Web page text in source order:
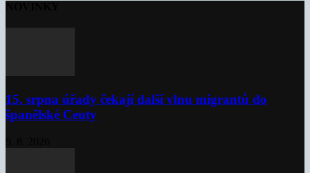
15. srpna úřady čekají další vlnu migrantů do
španělské Ceuty